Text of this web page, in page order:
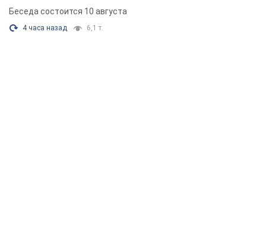
Беседа состоится 10 августа
4 часа назад 6,1 т.